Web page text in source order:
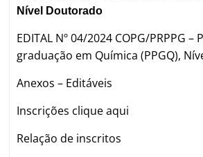
Nível Doutorado
EDITAL Nº 04/2024 COPG/PRPPG
graduação em Química (PPGQ),
Anexos – Editáveis
Inscrições clique aqui
Relação de inscritos